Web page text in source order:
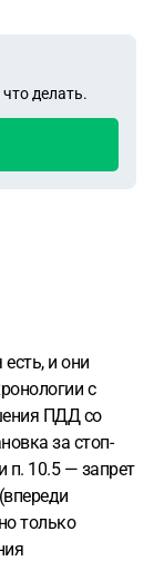
делать.
и они
с
ПДД со
за стоп-
п. 10.5 — запрет
только